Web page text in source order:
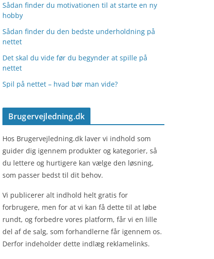
Sådan finder du motivationen til at starte en ny
hobby
Sådan finder du den bedste underholdning på
nettet
Det skal du vide før du begynder at spille på
nettet
Spil på nettet – hvad bør man vide?
Brugervejledning.dk
Hos Brugervejledning.dk laver vi indhold som
guider dig igennem produkter og kategorier, så
du lettere og hurtigere kan vælge den løsning,
som passer bedst til dit behov.
Vi publicerer alt indhold helt gratis for
forbrugere, men for at vi kan få dette til at løbe
rundt, og forbedre vores platform, får vi en lille
del af de salg, som forhandlerne får igennem os.
Derfor indeholder dette indlæg reklamelinks.